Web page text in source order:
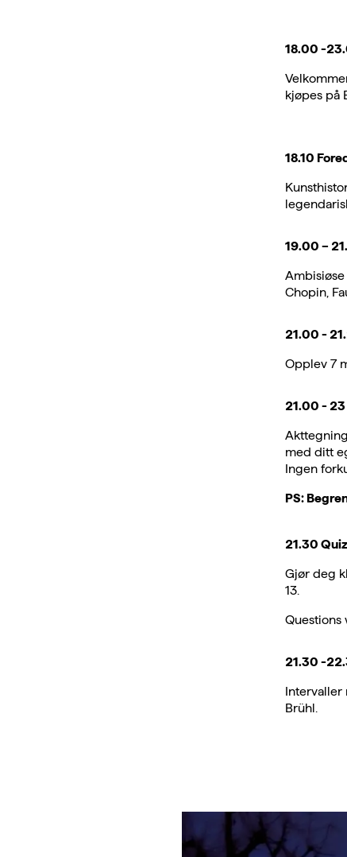
18.00 -
kjøpes på
18.10
19.00 –
Chopin,
21.00 -
Opplev 7
21.00 - 23
med ditt
Ingen
PS:
21.30
Gjør deg
13.
Questions
21.30 -
Brühl.